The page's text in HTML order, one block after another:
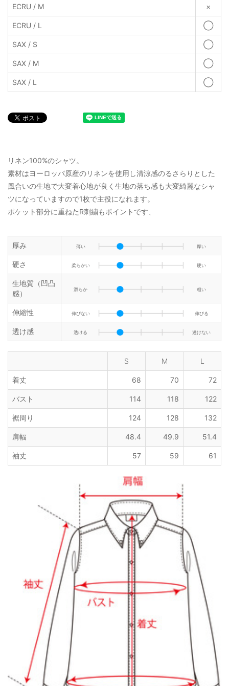
ECRU / M ×
ECRU / L ◯
SAX / S ◯
SAX / M ◯
SAX / L ◯
リネン100%のシャツ。
素材はヨーロッパ原産のリネンを使用し清涼感のるさらりとした
風合いの生地で大変着心地が良く生地の落ち感も大変綺麗なシャ
ツになっていますので1枚で主役になれます。
ポケット部分に重ねたR刺繍もポイントです、
厚み 薄い 厚い
硬さ 柔らかい 硬い
生地質（凹凸
感）
滑らか 粗い
伸縮性 伸びない 伸びる
透け感 透ける 透けない
S M L
着丈 68 70 72
バスト 114 118 122
裾周り 124 128 132
肩幅 48.4 49.9 51.4
袖丈 57 59 61